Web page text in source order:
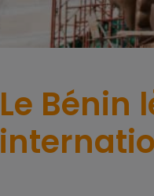
Le Bénin